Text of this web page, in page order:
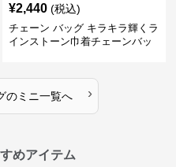
¥2,440 (税込)
チェーン バッグ キラキラ輝くラ
インストーン巾着チェーンバッ
のミニ一覧へ ›
めアイテム